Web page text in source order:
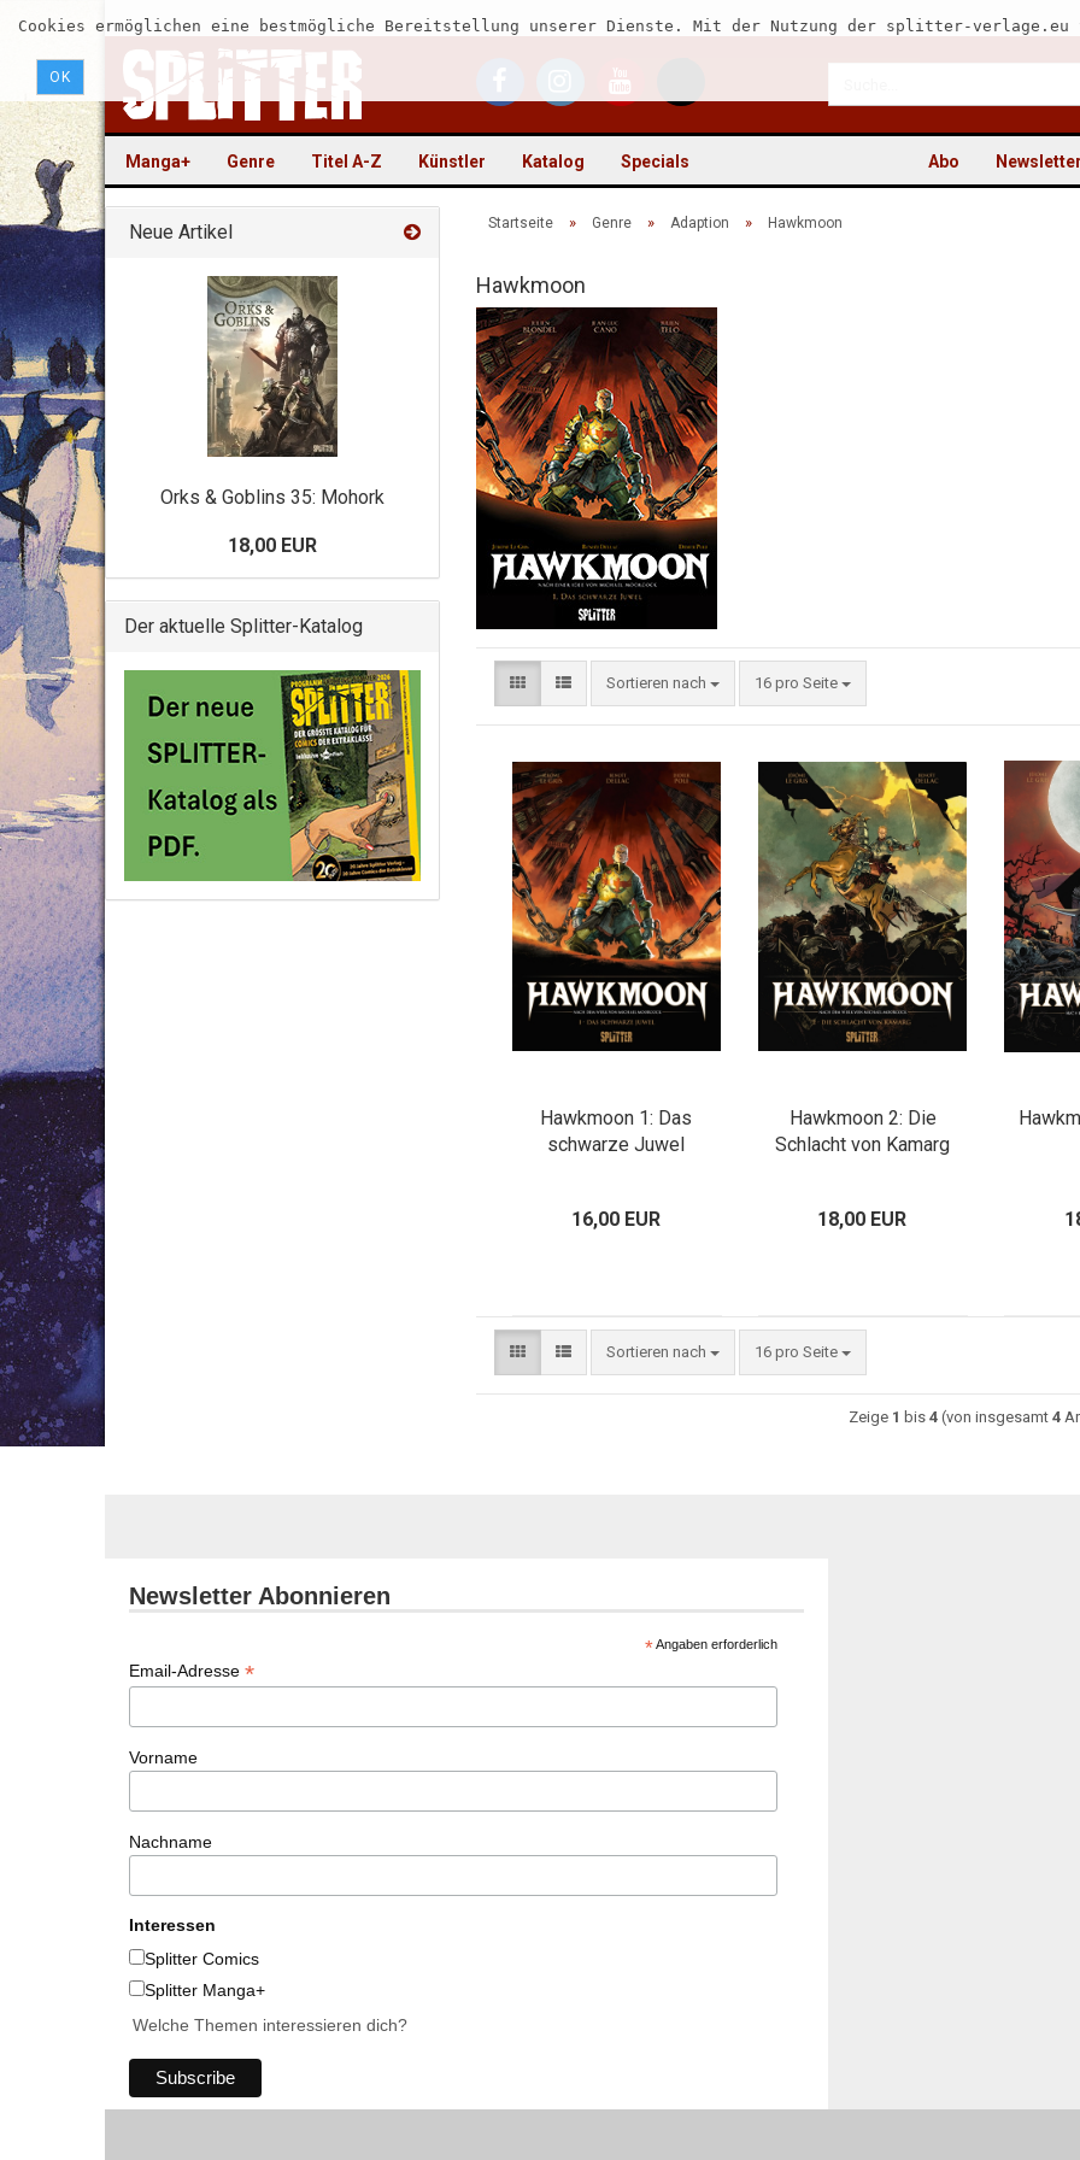
Cookies ermöglichen eine bestmögliche Bereitstellung unserer Dienste. Mit der Nutzung der splitter-
OK
Manga+ Genre Titel A-Z Künstler Katalog Specials Abo
Startseite » Genre » Adaption » Hawkmoon
Hawkmoon
Sortieren nach 16 pro Seite
Hawkmoon 1: Das
schwarze Juwel
16,00 EUR
Hawkmoon 2: Die
Schlacht von Kamarg
18,00 EUR
Sortieren nach 16 pro Seite
Zeige 1 bis4 (von insgesamt4
Neue Artikel
Orks & Goblins 35: Mohork
18,00 EUR
Der aktuelle Splitter-Katalog
Newsletter Abonnieren
*Angaben erforderlich
Email-Adresse *
Vorname
Nachname
Interessen
Splitter Comics
Splitter Manga+
Welche Themen interessieren dich?